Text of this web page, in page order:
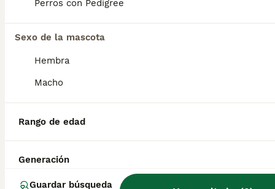
Perros con Pedigree
Sexo de la mascota
Hembra
Macho
Rango de edad
Generación
Guardar búsqueda
¿Cuántos cachorros suele
¿Es el Shiba Inu cariñoso?
¿Cuánto tiempo vive un
Shiba Inu?